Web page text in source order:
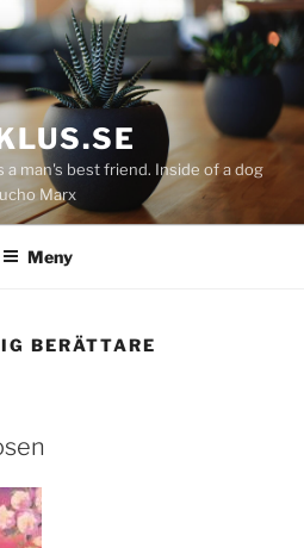
a man's best friend. Inside of a dog
Marx
Meny
BERÄTTARE